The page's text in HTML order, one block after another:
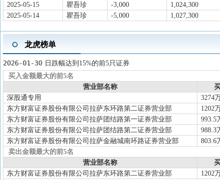
2025-10-30
三季报披露
2025年三季报归属净利润1.022亿元
2025-10-30
机构调研
于2025-10-30接待调研，参与对象：
2025-10-20
分红送转
2025中期分配10派0.6元(含税)，股权
2025-09-22
2025-09-09
大宗交易
2025-09-09共发生5笔大宗交易，总
2025-08-29
中报披露
对外担保
对西藏宝若岚科技有限公司进行担保
2025-07-03
分红送转
2024年度分配10派1.4元(含税)，股权
2025-06-25
机构调研 于2025-06-25接待调研，参与对象：
2025-05-15
瞿吾珍 -3,000
1,024,300
2025-05-14
瞿吾珍 -5,000 1,027,300
龙虎榜单
2026-01-30 日跌幅达到15%的前5只证券
买入金额最大的前5名
营业部名称
深股通专用
3274
东方财富证券股份有限公司拉萨东环路第二证券营业部
1202
东方财富证券股份有限公司拉萨团结路第一证券营业部
993.5
东方财富证券股份有限公司拉萨团结路第二证券营业部
988.3
东方财富证券股份有限公司拉萨金融城南环路证券营业部
803.6
卖出金额最大的前5名
营业部名称
东方财富证券股份有限公司拉萨东环路第二证券营业部
1202